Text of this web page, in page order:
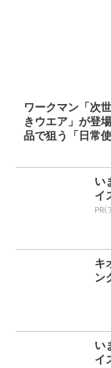
ワークマン「次
きウエア」が
品で狙う「日常
い
イ
PR(
キ
ン
い
イ